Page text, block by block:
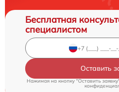
Бесплатная
специалистом
Оставить
Нажимая на кнопку "Оставить